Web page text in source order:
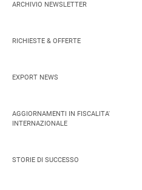
ARCHIVIO NEWSLETTER
RICHIESTE & OFFERTE
EXPORT NEWS
AGGIORNAMENTI IN FISCALITA'
INTERNAZIONALE
STORIE DI SUCCESSO